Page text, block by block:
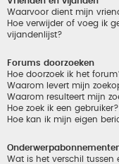
Waarvoor dient mijn
Hoe verwijder of voeg ik
vijandenlijst?
Forums doorzoeken
Hoe doorzoek ik het
Waarom levert mijn
Waarom resulteert mijn
Hoe zoek ik een gebruiker?
Hoe kan ik mijn eigen
Wat is het verschil tussen